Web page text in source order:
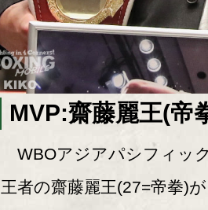
MVP:齋藤麗王(帝
WBOアジアパシフィッ
王者の齋藤麗王(27=帝拳)